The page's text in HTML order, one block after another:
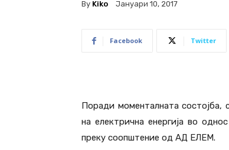
By Kiko Јануари 10, 2017
Facebook Twitter
Поради моменталната состојба,
на електрична енергија во
преку соопштение од АД ЕЛЕМ.